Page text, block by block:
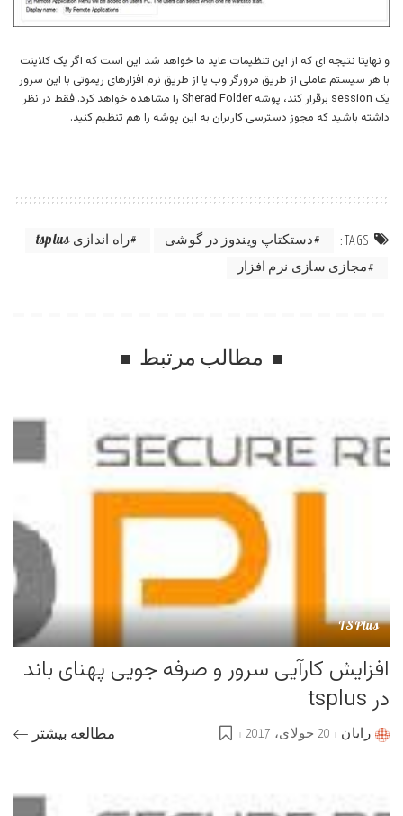
و نهایتا نتیجه ای که از این تنظیمات عاید ما خواهد شد این است که اگر یک کلاینت
با هر سیستم عاملی از طریق مرورگر وب یا از طریق نرم افزارهای ریموتی با این سرور
یک session برقرار کند، پوشه Sherad Folder را مشاهده خواهد کرد. فقط در نظر
داشته باشید که مجوز دسترسی کاربران به این پوشه را هم تنظیم کنید.
TAGS: دستکتاپ ویندوز در گوشی
راه اندازی tsplus
مجازی سازی نرم افزار
مطالب مرتبط
TSPlus
افزایش کارآیی سرور و صرفه جویی پهنای باند
در tsplus
Postedرایان 20 جولای، 2017 مطالعه بیشتر